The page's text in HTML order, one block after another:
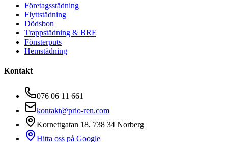
Företagsstädning
Flyttstädning
Dödsbon
Trappstädning & BRF
Fönsterputs
Hemstädning
Kontakt
076 06 11 661
kontakt@prio-ren.com
Kornettgatan 18, 738 34 Norberg
Hitta oss på Google